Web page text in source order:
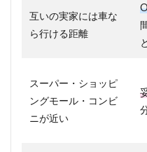
互いの実家には車な
ら行ける距離
スーパー・ショッピ
ングモール・コンビ
ニが近い